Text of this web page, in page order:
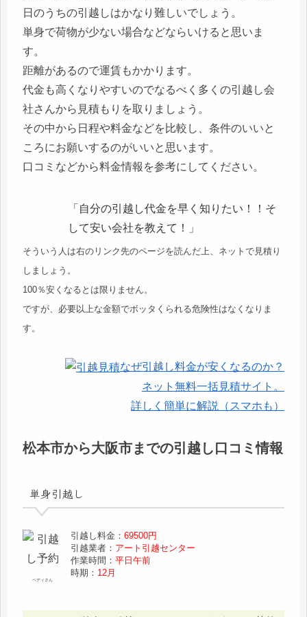
日のうちの引越しはかなり難しいでしょう。
単身で荷物が少ない場合などならいけると思いま
す。
距離があるので運賃もかかります。
代金も高くなりやすいのでなるべく多くの引越し会
社さんから見積もりを取りましょう。
その中から日程や料金などを比較し、条件のいいと
ころにお願いするのがいいと思います。
口コミなどから料金情報を参考にしてください。
「自分の引越し代金を早く知りたい！！そ
して安い会社を教えて！」
そういう人は右のリンク先のページを読んだ上、ネットで見積り
しましょう。
100％安くなるとは限りません。
ですが、必要以上な金額でボッタくられる危険性はなくなりま
す。
なぜ引越し料金が安くなるのか？
ネット無料一括見積サイト。
詳しく簡単に解説（スマホも）
松本市から大阪市までの引越し口コミ情報
単身引越し
ベディさん
引越し料金：69500円
引越業者： アート引越センター
作業時間：平日午前
時期： 12月